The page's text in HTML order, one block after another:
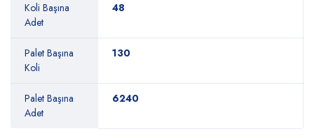
Koli Başına
Adet
48
Palet Başına
Koli
130
Palet Başına
Adet
6240